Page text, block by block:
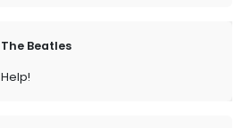
The Beatles
Help!